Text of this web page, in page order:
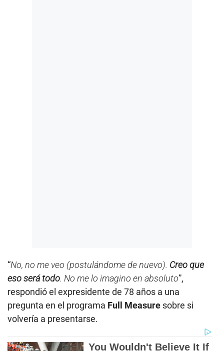
“No, no me veo (postulándome de nuevo). Creo que
eso será todo. No me lo imagino en absoluto”,
respondió el expresidente de 78 años a una
pregunta en el programa Full Measure sobre si
volvería a presentarse.